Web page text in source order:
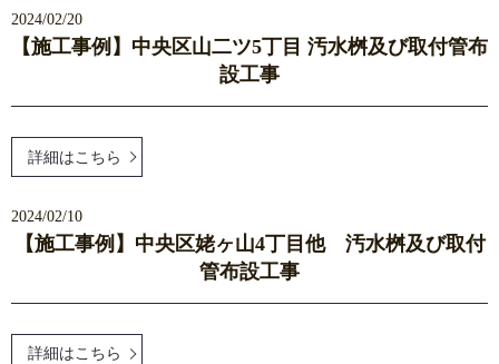
2024/02/20
【施工事例】中央区山二ツ5丁目 汚水桝及び取付管布
設工事
詳細はこちら
2024/02/10
【施工事例】中央区姥ヶ山4丁目他 汚水桝及び取付
管布設工事
詳細はこちら